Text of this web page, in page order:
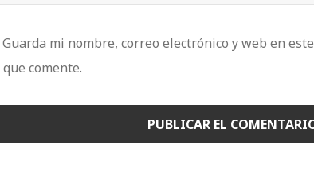
Guarda mi nombre, correo electrónico y web en
que comente.